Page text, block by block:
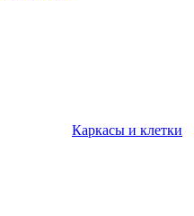
Каркасы и клетки